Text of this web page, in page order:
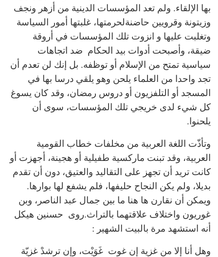
بها الإلقاء. ولم تعد المؤسسات الدينية من أزهر ونجف
وزيتونة وقرويين حاضنةلحرمتها، غلبتها أمور السياسة
وتغلبت عليها و انزوت تلك المؤسسات في أروقة
ضيقة، وأصبحت أدوات بيد الحكام ضد اتجاهات
سياسية تمتح من الإسلام أو توظفه. بل إنك لن تعدم أن
تجد واحدا من العلماء يلحن وهو يلقي درسا بها في
المسجد أو التلفزيون أو دروس رمضان، وقد كان يسوغ
كل شيء لدى خريجي تلك المؤسسات، سوى أن
يلحنوا.
وتأذّت اللغة العربية من مخلفات خطاب القومية
العربية، وقد تبنت ماركسية طفيلية أو هجينة، أجهزت أو
كانت تريد أن تجهز على التقاليد والعتيق، دون أن تقدم
بديلا، ولم يكن النجاح حليفها، فلم يشفع لها بوارها.
ويمكن أن نقارن ها هنا ما بين جمال عبد الناصر، وبن
غوريون واختلاف علاقتهما بالتراث.روى حسنين هيكل
أنه استشهد مرة بالبيت الشهير :
وهل أنا إلا من غزية إن غوت غَوَيْت، وإن ترشدْ غزيّة